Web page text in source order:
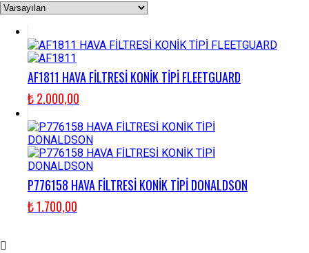
AF1811 HAVA FİLTRESİ KONİK TİPİ FLEETGUARD
₺2.000,00
P776158 HAVA FİLTRESİ KONİK TİPİ DONALDSON
₺1.700,00